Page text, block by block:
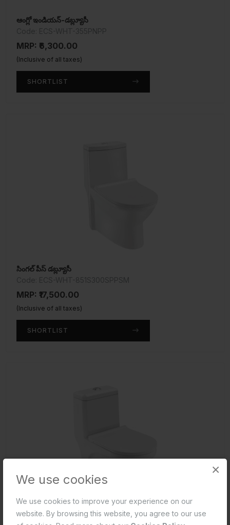
×
We use cookies
We use cookies to improve your experience on our
website. By browsing this website, you agree to our use
ఆంగ్లో ఇండియన్-డబ్ల్యూసీ
MRP: ₹6,300.00
(Inclusive of all taxes)
SHORTLIST
సింగల్ పీస్ డబ్ల్యూసీ
MRP: ₹17,500.00
(Inclusive of all taxes)
SHORTLIST
సింగల్ పీస్ డబ్ల్యూసీ